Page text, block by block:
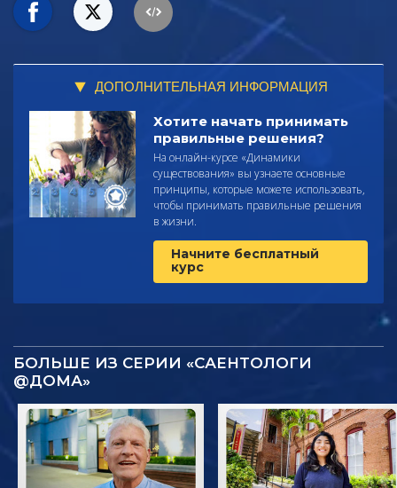
ДОПОЛНИТЕЛЬНАЯ ИНФОРМАЦИЯ
Хотите начать принимать
правильные решения?
На онлайн-курсе «Динамики
существования» вы узнаете основные
принципы, которые можете использовать,
чтобы принимать правильные решения
в жизни.
Начните бесплатный
курс
БОЛЬШЕ ИЗ СЕРИИ «САЕНТОЛОГИ
@ДОМА»